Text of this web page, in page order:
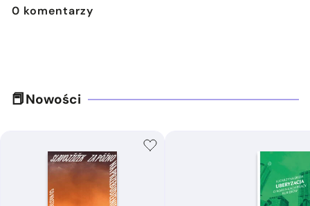
0 komentarzy
Nowości